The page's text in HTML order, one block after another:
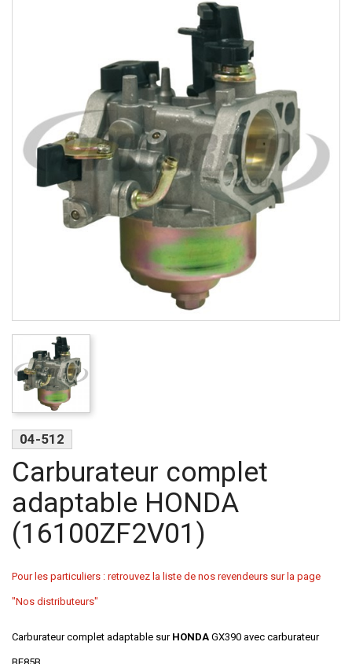
04-512
Carburateur complet
adaptable HONDA
(16100ZF2V01)
Pour les particuliers : retrouvez la liste de nos revendeurs sur la page
"Nos distributeurs"
Carburateur complet adaptable sur HONDA GX390 avec carburateur